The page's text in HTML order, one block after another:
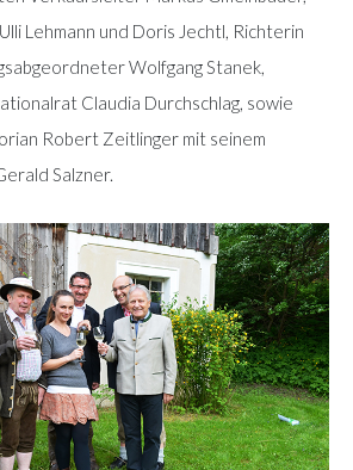
Lehmann und Doris Jechtl, Richterin
Wolfgang Stanek,
Claudia Durchschlag, sowie
Robert Zeitlinger mit seinem
Salzner.